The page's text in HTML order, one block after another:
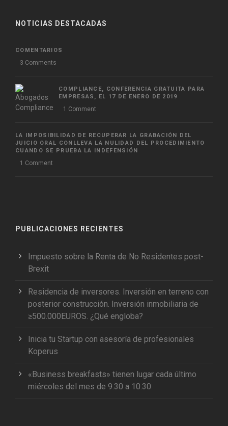
NOTICIAS DESTACADAS
COMENTARIOS
3 Comments
COMPLIANCE, CONFERENCIA GRATUITA PARA
EMPRESAS, EL 17 DE ENERO DE 2019
1 Comment
LA IMPOSIBILIDAD DE RECUPERAR LA GRABACIÓN DEL
JUICIO ORAL CONLLEVA LA NULIDAD DEL PROCEDIMIENTO
CUANDO SE PRUEBA LA INDEFENSIÓN
1 Comment
PUBLICACIONES RECIENTES
Impuesto sobre la Renta de No Residentes post-
Brexit
Residencia de inversores. Inversión en terreno con
posterior construcción. Inversión inmobiliaria de
≥500.000EUROS. ¿Qué engloba?
Inicia tu Startup con asesoría de profesionales
Koperus
«Business breakfasts» tienen lugar cada último
miércoles del mes de 9.30 a 10.30